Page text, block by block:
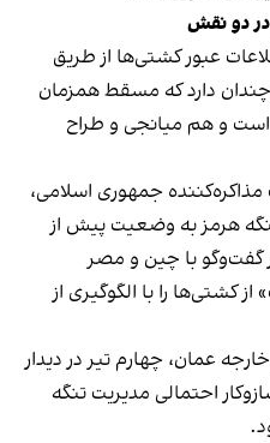
دو نقش
عبور کشتی‌ها از طریق
دارد که مسقط همزمان
و هم میانجی و طراح
جمهوری اسلامی،
هرمز به وضعیت پیش از
گفت‌وگو با چین و مصر
کشتی‌ها را با الگوگیری از
عمان، چهارم تیر در دیدار
احتمالی مدیریت تنگه